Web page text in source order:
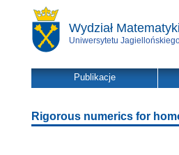
Wydział
Uniwersytetu
Publikacje
Rigorous numerics for